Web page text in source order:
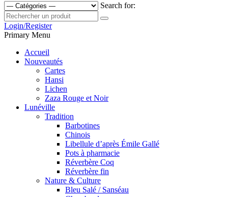
Search for:
Login/Register
Primary Menu
Accueil
Nouveautés
Cartes
Hansi
Lichen
Zaza Rouge et Noir
Lunéville
Tradition
Barbotines
Chinois
Libellule d’après Émile Gallé
Pots à pharmacie
Réverbère Coq
Réverbère fin
Nature & Culture
Bleu Salé / Sanséau